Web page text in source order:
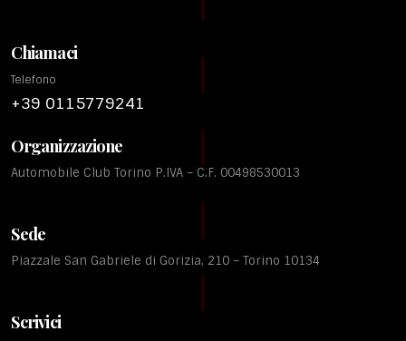
Chiamaci
Telefono
+39 0115779241
Organizzazione
Automobile Club Torino P.IVA – C.F. 00498530013
Sede
Piazzale San Gabriele di Gorizia, 210 – Torino 10134
Scrivici